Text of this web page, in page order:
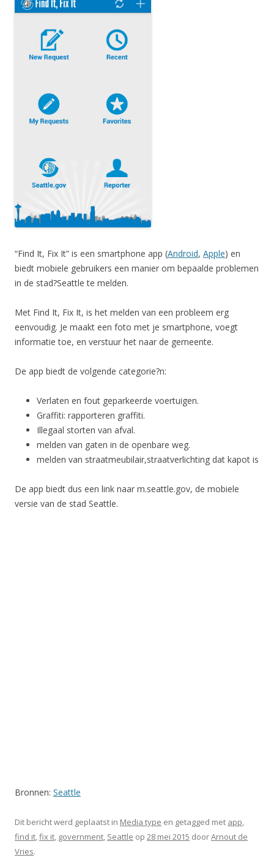
“Find It, Fix It” is een smartphone app (Android, Apple) en
biedt mobiele gebruikers een manier om bepaalde problemen
in de stad?Seattle te melden.
Met Find It, Fix It, is het melden van een probleem erg
eenvoudig. Je maakt een foto met je smartphone, voegt
informatie toe, en verstuur het naar de gemeente.
De app biedt de volgende categorie?n:
Verlaten en fout geparkeerde voertuigen.
Graffiti: rapporteren graffiti.
Illegaal storten van afval.
melden van gaten in de openbare weg.
melden van straatmeubilair,straatverlichting dat kapot is
De app biedt dus een link naar m.seattle.gov, de mobiele
versie van de stad Seattle.
Bronnen: Seattle
Dit bericht werd geplaatst in Media type en getagged met app,
find it,fix it, government, Seattle op 28 mei 2015 doorArnout de
Vries.